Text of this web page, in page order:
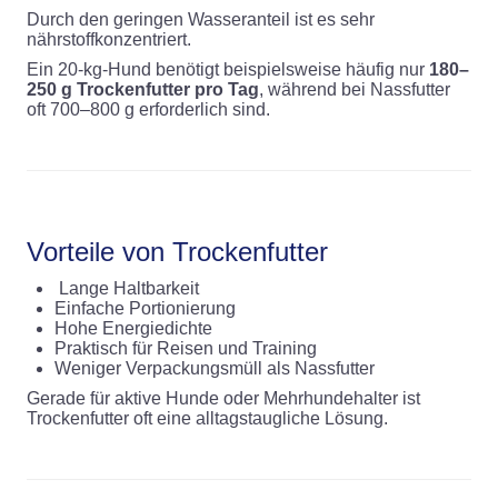
Durch den geringen Wasseranteil ist es sehr
nährstoffkonzentriert.
Ein 20-kg-Hund benötigt beispielsweise häufig nur 180–
250 g Trockenfutter pro Tag, während bei Nassfutter
oft 700–800 g erforderlich sind.
Vorteile von Trockenfutter
Lange Haltbarkeit
Einfache Portionierung
Hohe Energiedichte
Praktisch für Reisen und Training
Weniger Verpackungsmüll als Nassfutter
Gerade für aktive Hunde oder Mehrhundehalter ist
Trockenfutter oft eine alltagstaugliche Lösung.